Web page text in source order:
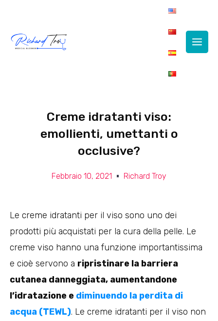
Menu
Creme idratanti viso:
emollienti, umettanti o
occlusive?
Febbraio 10, 2021 Richard Troy
Le creme idratanti per il viso sono uno dei
prodotti più acquistati per la cura della pelle. Le
creme viso hanno una funzione importantissima
e cioè servono a ripristinare la barriera
cutanea danneggiata, aumentandone
l’idratazione e diminuendo la perdita di
acqua (TEWL). Le creme idratanti per il viso non